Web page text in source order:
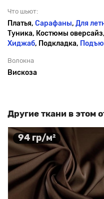
Что шьют:
Платья, Сарафаны, Для
Туника, Костюмы оверсайз,
Хиджаб, Подкладка,
Волокна
Вискоза
Другие ткани в этом
94 гр/м²